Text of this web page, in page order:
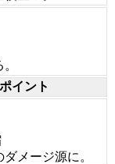
イント
メージ源に。